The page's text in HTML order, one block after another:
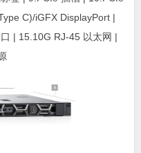
C)/iGFX DisplayPort |
| 15.10G RJ-45 以太网 |